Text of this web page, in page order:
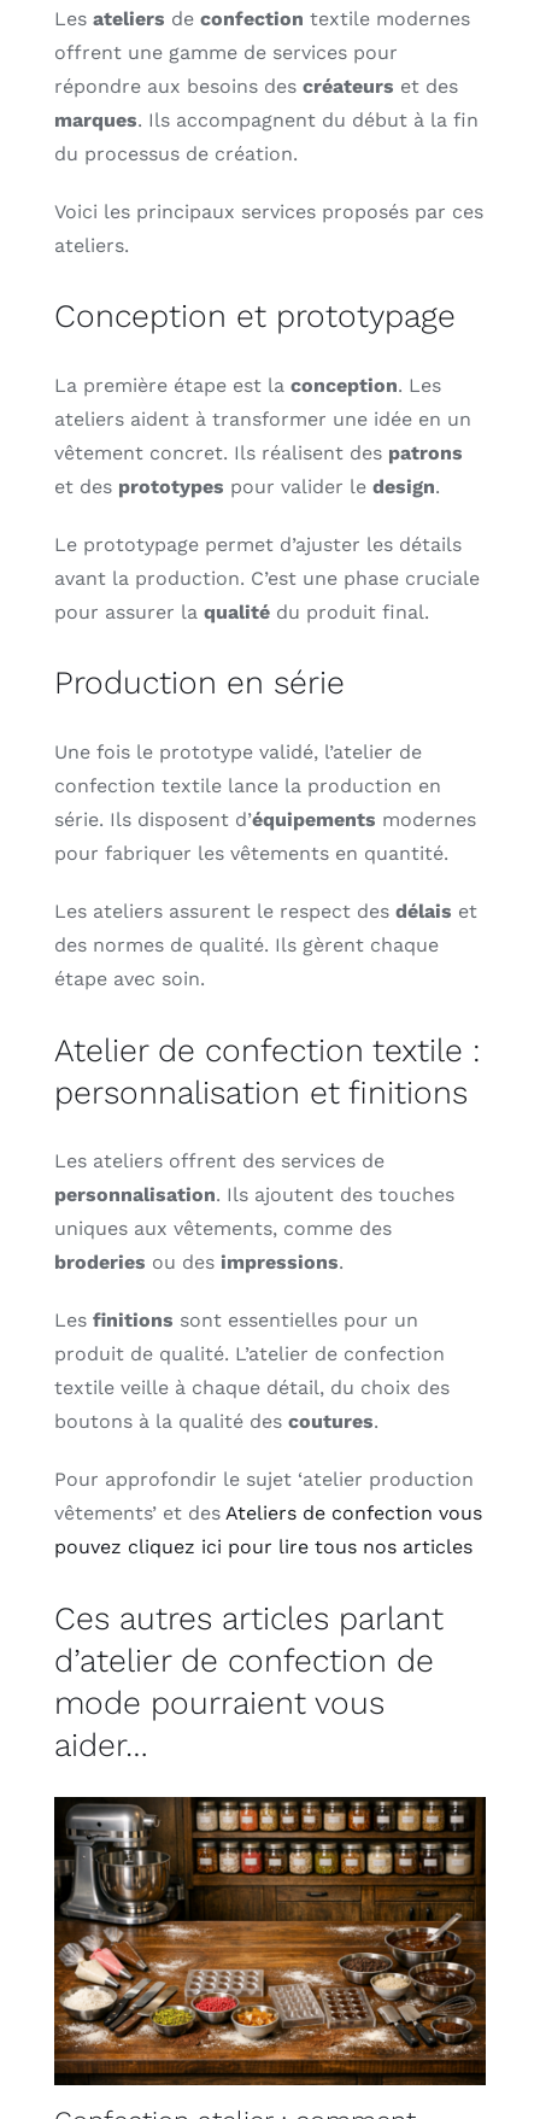
Les ateliers de confection textile modernes
offrent une gamme de services pour
répondre aux besoins des créateurs et des
marques. Ils accompagnent du début à la fin
du processus de création.
Voici les principaux services proposés par ces
ateliers.
Conception et prototypage
La première étape est la conception. Les
ateliers aident à transformer une idée en un
vêtement concret. Ils réalisent des patrons
et des prototypes pour valider le design.
Le prototypage permet d’ajuster les détails
avant la production. C’est une phase cruciale
pour assurer la qualitédu produit final.
Production en série
Une fois le prototype validé, l’atelier de
confection textile lance la production en
série. Ils disposent d’équipements modernes
pour fabriquer les vêtements en quantité.
Les ateliers assurent le respect des délais et
des normes de qualité. Ils gèrent chaque
étape avec soin.
Atelier de confection textile :
personnalisation et finitions
Les ateliers offrent des services de
personnalisation. Ils ajoutent des touches
uniques aux vêtements, comme des
broderies ou des impressions.
Les finitions sont essentielles pour un
produit de qualité. L’atelier de confection
textile veille à chaque détail, du choix des
boutons à la qualité des coutures.
Pour approfondir le sujet ‘atelier production
vêtements’ et des Ateliers de confection vous
pouvez cliquez ici pour lire tous nos articles
Ces autres articles parlant
d’atelier de confection de
mode pourraient vous
aider…